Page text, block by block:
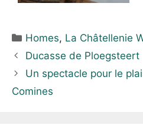
Homes, La Châtellenie
Ducasse de Ploegsteert
Un spectacle pour le
Comines